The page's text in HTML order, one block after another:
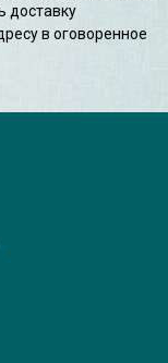
доставку
в оговоренное